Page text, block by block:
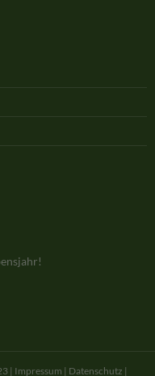
| Impressum | Datenschutz |